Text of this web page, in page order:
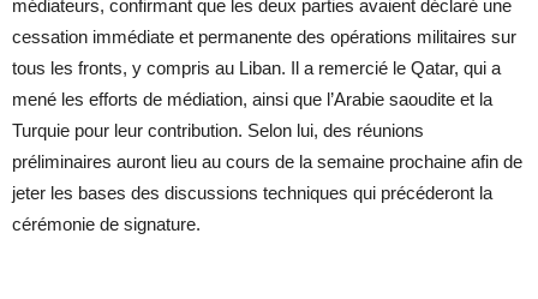
médiateurs, confirmant que les deux parties avaient déclaré une
cessation immédiate et permanente des opérations militaires sur
tous les fronts, y compris au Liban. Il a remercié le Qatar, qui a
mené les efforts de médiation, ainsi que l’Arabie saoudite et la
Turquie pour leur contribution. Selon lui, des réunions
préliminaires auront lieu au cours de la semaine prochaine afin de
jeter les bases des discussions techniques qui précéderont la
cérémonie de signature.